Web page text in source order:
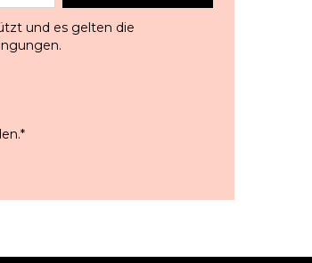
und es gelten die
.
*